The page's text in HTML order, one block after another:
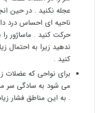
عجله نکنید . در حین
ناحیه ای احساس درد
حرکت کنید . ماساژور
ندهید زیرا به احتمال
کنید .
برای نواحی که عضلات
می شود به سادگی سر
. به این مناطق فشار